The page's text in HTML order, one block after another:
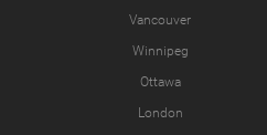
Vancouver
Winnipeg
Ottawa
London